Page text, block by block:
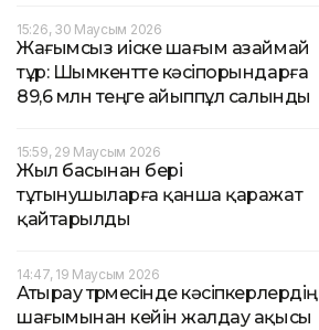
15:26, 30 Маусым 2026
Жағымсыз иіске шағым азаймай
тұр: Шымкентте кәсіпорындарға
89,6 млн теңге айыппұл салынды
15:59, 29 Маусым 2026
Жыл басынан бері
тұтынушыларға қанша қаражат
қайтарылды
14:47, 19 Маусым 2026
Атырау түрмесінде кәсіпкерлердің
шағымынан кейін жалдау ақысы